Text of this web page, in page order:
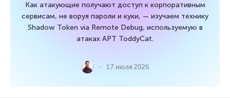
Как атакующие получают доступ к корпоративным
сервисам, не воруя пароли и куки, — изучаем технику
Shadow Token via Remote Debug, используемую в
атаках APT ToddyCat.
17 июля 2026